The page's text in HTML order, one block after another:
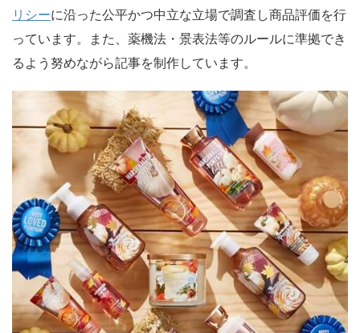
リシーに沿った公平かつ中立な立場で調査し商品評価を行
っています。また、薬機法・景表法等のルールに準拠でき
るよう努めながら記事を制作しています。